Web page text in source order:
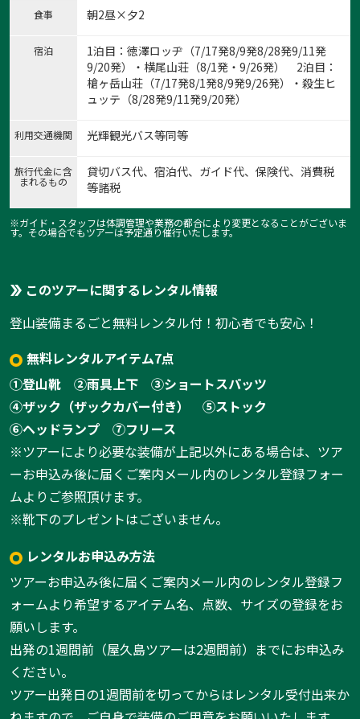
食事 朝2昼×夕2
宿泊
1泊目：徳澤ロッヂ（7/17発8/9発8/28発9/11発
9/20発）・横尾山荘（8/1発・9/26発） 2泊目：
槍ヶ岳山荘（7/17発8/1発8/9発9/26発）・殺生ヒ
ュッテ（8/28発9/11発9/20発）
利用交通機関 光輝観光バス等同等
旅行代金に含
まれるもの
貸切バス代、宿泊代、ガイド代、保険代、消費税
等諸税
※ガイド・スタッフは体調管理や業務の都合により変更となることがございま
す。その場合でもツアーは予定通り催行いたします。
このツアーに関するレンタル情報
登山装備まるごと無料レンタル付！初心者でも安心！
無料レンタルアイテム7点
①登山靴
②雨具上下
③ショートスパッツ
④ザック（ザックカバー付き）
⑤ストック
⑥ヘッドランプ
⑦フリース
※ツアーにより必要な装備が上記以外にある場合は、ツア
ーお申込み後に届くご案内メール内のレンタル登録フォー
ムよりご参照頂けます。
※靴下のプレゼントはございません。
レンタルお申込み方法
ツアーお申込み後に届くご案内メール内のレンタル登録フ
ォームより希望するアイテム名、点数、サイズの登録をお
願いします。
出発の1週間前（屋久島ツアーは2週間前）までにお申込み
ください。
ツアー出発日の1週間前を切ってからはレンタル受付出来か